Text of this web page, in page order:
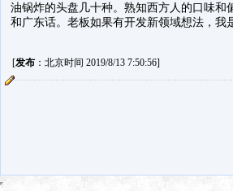
油锅炸的头盘几十种。熟知西方人的口味和
和广东话。老板如果有开发新领域想法，我
[发布：北京时间 2019/8/13 7:50:56]